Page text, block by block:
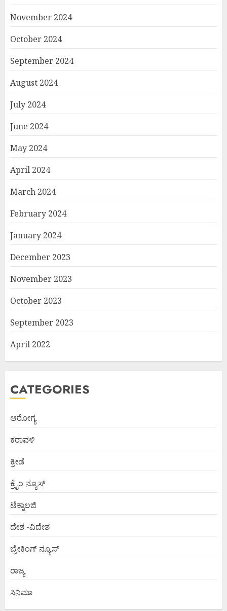
November 2024
October 2024
September 2024
August 2024
July 2024
June 2024
May 2024
April 2024
March 2024
February 2024
January 2024
December 2023
November 2023
October 2023
September 2023
April 2022
CATEGORIES
ಆರೋಗ್ಯ
ಕರಾವಳಿ
ಕ್ರೀಡೆ
ಕ್ರೈಂ ನ್ಯೂಸ್
ಟೆಕ್ನಾಲಜಿ
ದೇಶ -ವಿದೇಶ
ಬ್ರೇಕಿಂಗ್ ನ್ಯೂಸ್
ರಾಜ್ಯ
ಸಿನಿಮಾ